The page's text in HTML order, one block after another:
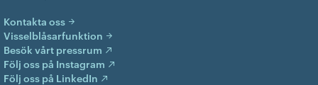
Kontakta oss
Visselblåsarfunktion
Besök vårt pressrum
Följ oss på Instagram
Följ oss på LinkedIn